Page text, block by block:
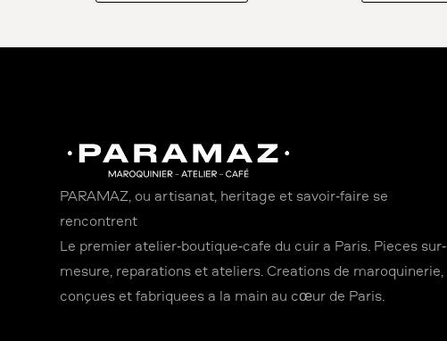
PARAMAZ, où artisanat, héritage et savoir-faire se
rencontrent
Le premier atelier-boutique-café du cuir à Paris. Pièces sur-
mesure, réparations et ateliers. Créations de maroquinerie,
conçues et fabriquées à la main au cœur de Paris.